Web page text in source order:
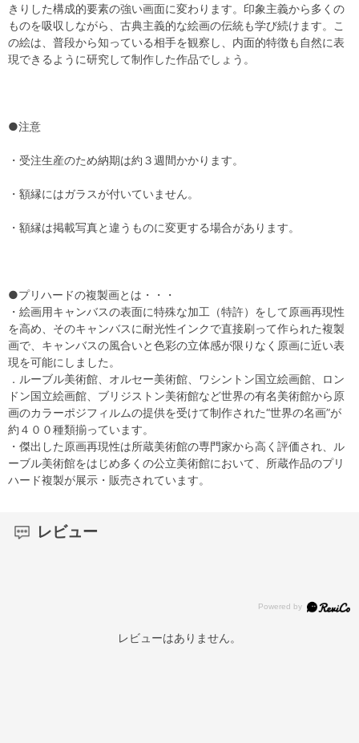
きりした構成的要素の強い画面に変わります。印象主義から多くの
ものを吸収しながら、古典主義的な絵画の伝統も学び続けます。こ
の絵は、普段から知っている相手を観察し、内面的特徴も自然に表
現できるように研究して制作した作品でしょう。
●注意
・受注生産のため納期は約３週間かかります。
・額縁にはガラスが付いていません。
・額縁は掲載写真と違うものに変更する場合があります。
●プリハードの複製画とは・・・
・絵画用キャンバスの表面に特殊な加工（特許）をして原画再現性
を高め、そのキャンバスに耐光性インクで直接刷って作られた複製
画で、キャンバスの風合いと色彩の立体感が限りなく原画に近い表
現を可能にしました。
．ルーブル美術館、オルセー美術館、ワシントン国立絵画館、ロン
ドン国立絵画館、ブリジストン美術館など世界の有名美術館から原
画のカラーポジフィルムの提供を受けて制作された“世界の名画”が
約４００種類揃っています。
・傑出した原画再現性は所蔵美術館の専門家から高く評価され、ル
ーブル美術館をはじめ多くの公立美術館において、所蔵作品のプリ
ハード複製が展示・販売されています。
レビュー
レビューはありません。